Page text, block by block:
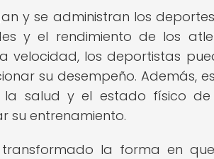
y se administran los
y el rendimiento de los
velocidad, los deportistas
su desempeño. Además,
la salud y el estado físico de
su entrenamiento.
la forma en